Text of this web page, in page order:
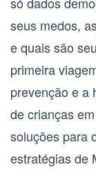
seus medos,
e quais são
primeira
prevenção e a
de crianças
soluções para
estratégias de